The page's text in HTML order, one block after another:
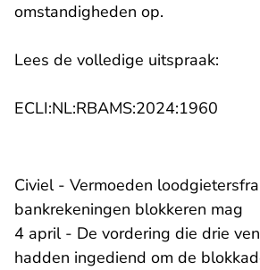
omstandigheden op.
Lees de volledige uitspraak:
ECLI:NL:RBAMS:2024:1960
Civiel - Vermoeden
bankrekeningen blokkeren mag
4 april - De vordering die drie
hadden ingediend om de